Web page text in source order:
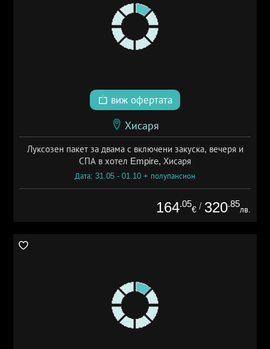
виж офертата
Хисаря
Луксозен пакет за двама с включени закуска, вечеря и
СПА в хотел Empire, Хисаря
Дата: 31.05 - 01.10 + полупансион
164.05
€ / 320.85
лв.